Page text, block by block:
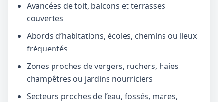
Avancées de toit, balcons et terrasses
couvertes
Abords d’habitations, écoles, chemins ou lieux
fréquentés
Zones proches de vergers, ruchers, haies
champêtres ou jardins nourriciers
Secteurs proches de l’eau, fossés, mares,